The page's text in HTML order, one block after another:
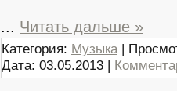
... Читать дальше »
Категория: Музыка |
Дата: 03.05.2013 |